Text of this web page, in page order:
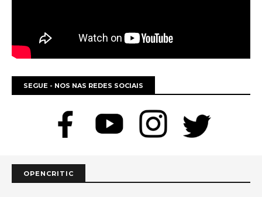
SEGUE - NOS NAS REDES SOCIAIS
OPENCRITIC